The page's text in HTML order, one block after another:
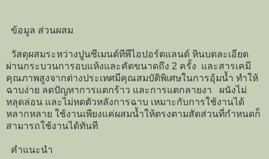
ข้อมูล ส่วนผสม
วัสดุผสมระหว่างปูนซีเมนต์ทีพีไอปอร์ตแลนด์ หินบดละเอียด
ผ่านกระบวนการอบแห้งและคัดขนาดถึง 2 ครั้ง และสารเคมี
คุณภาพสูงจากต่างประเทศมีคุณสมบัติพิเศษในการอุ้มน้ำ ทำให้
ฉาบง่าย ลดปัญหาการแตกร้าว และการแตกลายงา ผนังไม่
หลุดล่อน และไม่หดตัวหลังการฉาบ เหมาะกับการใช้งานได้
หลากหลาย ใช้งานเพียงแค่ผสมน้ำให้ตรงตามสัดส่วนที่กำหนดก็
สามารถใช้งานได้ทันที
คำแนะนำ